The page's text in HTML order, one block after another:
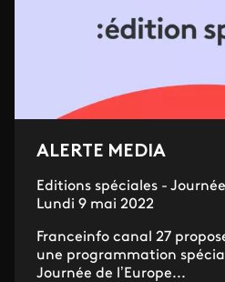
ALERTE MEDIA
Editions spéciales -
Lundi 9 mai 2022
Franceinfo canal 27
une programmation
Journée de l’Europe...